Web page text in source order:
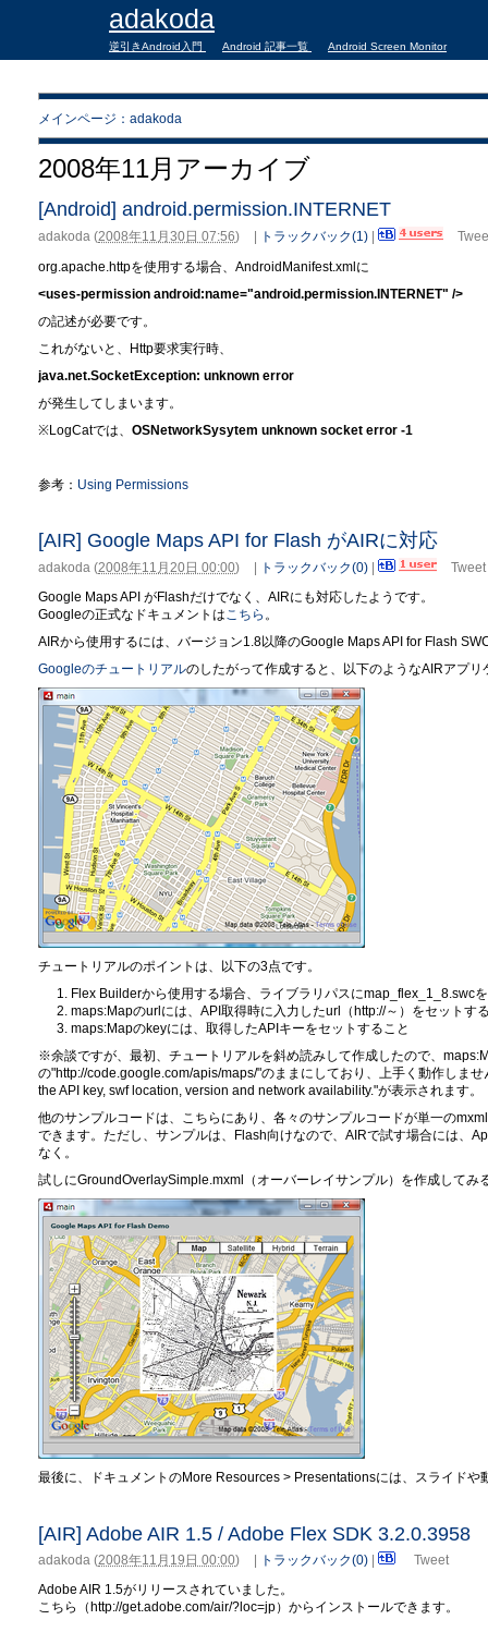
adakoda
逆引きAndroid入門 Android 記事一覧 Android Screen Monitor
メインページ：adakoda
2008年11月アーカイブ
[Android] android.permission.INTERNET
adakoda (2008年11月30日 07:56) トラックバック(1)
org.apache.httpを使用する場合、AndroidManifest.xmlに
<uses-permission android:name="android.permission.INTERNET" />
の記述が必要です。
これがないと、Http要求実行時、
java.net.SocketException: unknown error
が発生してしまいます。
※LogCatでは、 OSNetworkSysytem unknown socket error -1
参考： Using Permissions
[AIR] Google Maps API for Flash がAIRに対応
adakoda (2008年11月20日 00:00) | トラックバック(0) |
Tweet
Google Maps API がFlashだけでなく、AIRにも対応したようです。
Googleの正式なドキュメントはこちら 。
AIRから使用するには、バージョン1.8以降のGoogle Maps API for Flash
Googleのチュートリアルのしたがって作成すると、以下のようなAIRアプ
チュートリアルのポイントは、以下の3点です。
Flex Builderから使用する場合、ライブラリパスにmap_flex_1_8.swc
maps:Mapのurlには、API取得時に入力したurl（http://～）をセットす
maps:Mapのkeyには、取得したAPIキーをセットすること
※余談ですが、最初、チュートリアルを斜め読みして作成したので、
の"http://code.google.com/apis/maps/"のままにしており、上手く動作しま
the API key, swf location, version and network availability."が表示されます。
他のサンプルコードは、こちらにあり、各々のサンプルコードが単一の
できます。ただし、サンプルは、Flash向けなので、AIRで試す場合には、
なく。
試しにGroundOverlaySimple.mxml（オーバーレイサンプル）を作成してみ
最後に、ドキュメントのMore Resources > Presentationsには、スライド
[AIR] Adobe AIR 1.5 / Adobe Flex SDK 3.2.0.3958
adakoda (2008年11月19日 00:00) | トラックバック(0) |
Tweet
Adobe AIR 1.5がリリースされていました。
こちら（http://get.adobe.com/air/?loc=jp）からインストールできます。